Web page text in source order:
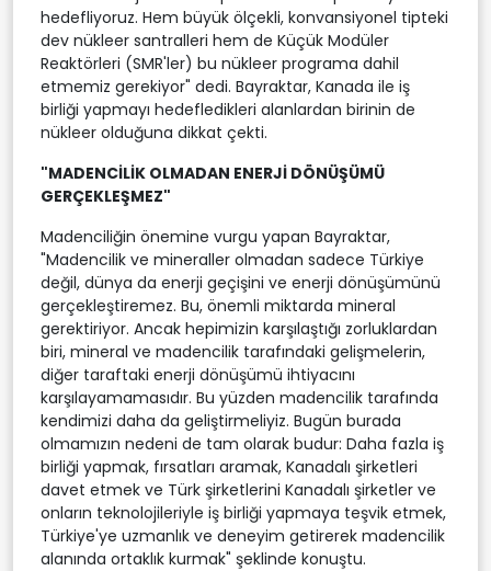
hedefliyoruz. Hem büyük ölçekli, konvansiyonel tipteki
dev nükleer santralleri hem de Küçük Modüler
Reaktörleri (SMR'ler) bu nükleer programa dahil
etmemiz gerekiyor" dedi. Bayraktar, Kanada ile iş
birliği yapmayı hedefledikleri alanlardan birinin de
nükleer olduğuna dikkat çekti.
"MADENCİLİK OLMADAN ENERJİ DÖNÜŞÜMÜ
GERÇEKLEŞMEZ"
Madenciliğin önemine vurgu yapan Bayraktar,
"Madencilik ve mineraller olmadan sadece Türkiye
değil, dünya da enerji geçişini ve enerji dönüşümünü
gerçekleştiremez. Bu, önemli miktarda mineral
gerektiriyor. Ancak hepimizin karşılaştığı zorluklardan
biri, mineral ve madencilik tarafındaki gelişmelerin,
diğer taraftaki enerji dönüşümü ihtiyacını
karşılayamamasıdır. Bu yüzden madencilik tarafında
kendimizi daha da geliştirmeliyiz. Bugün burada
olmamızın nedeni de tam olarak budur: Daha fazla iş
birliği yapmak, fırsatları aramak, Kanadalı şirketleri
davet etmek ve Türk şirketlerini Kanadalı şirketler ve
onların teknolojileriyle iş birliği yapmaya teşvik etmek,
Türkiye'ye uzmanlık ve deneyim getirerek madencilik
alanında ortaklık kurmak" şeklinde konuştu.